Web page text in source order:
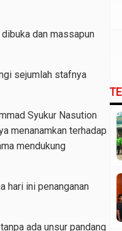
dan massapun
sejumlah stafnya
Syukur Nasution
menanamkan terhadap
mendukung
hari ini penanganan
ada unsur pandang